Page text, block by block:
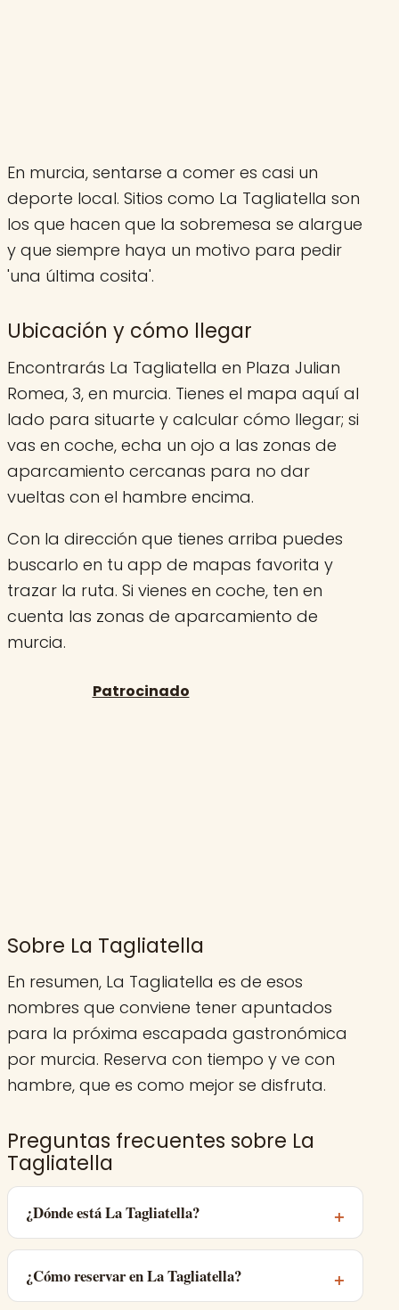
En murcia, sentarse a comer es casi un
deporte local. Sitios como La Tagliatella son
los que hacen que la sobremesa se alargue
y que siempre haya un motivo para pedir
'una última cosita'.
Ubicación y cómo llegar
Encontrarás La Tagliatella en Plaza Julian
Romea, 3, en murcia. Tienes el mapa aquí al
lado para situarte y calcular cómo llegar; si
vas en coche, echa un ojo a las zonas de
aparcamiento cercanas para no dar
vueltas con el hambre encima.
Con la dirección que tienes arriba puedes
buscarlo en tu app de mapas favorita y
trazar la ruta. Si vienes en coche, ten en
cuenta las zonas de aparcamiento de
murcia.
Sobre La Tagliatella
En resumen, La Tagliatella es de esos
nombres que conviene tener apuntados
para la próxima escapada gastronómica
por murcia. Reserva con tiempo y ve con
hambre, que es como mejor se disfruta.
Preguntas frecuentes sobre La
Tagliatella
¿Dónde está La Tagliatella?
¿Cómo reservar en La Tagliatella?